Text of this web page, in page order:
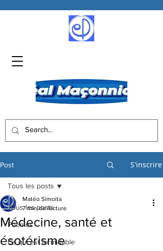
Post S'inscrire
Tous les posts
Poèmes
Ce qui est formidable
Tous les posts
Médecine, santé et
ésotérisme
Matéo Simoita
7 min de lecture